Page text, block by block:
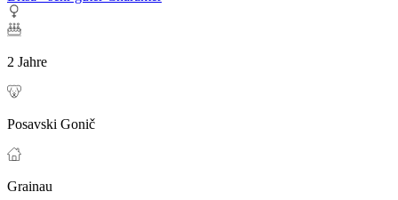
2 Jahre
Posavski Gonič
Grainau